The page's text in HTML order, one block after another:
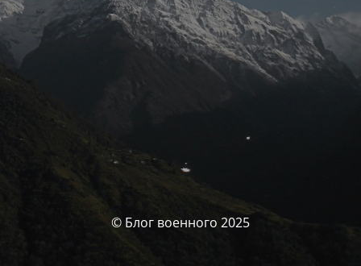
© Блог военного 2025